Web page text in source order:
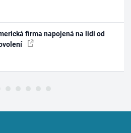
firma napojená na lidi od